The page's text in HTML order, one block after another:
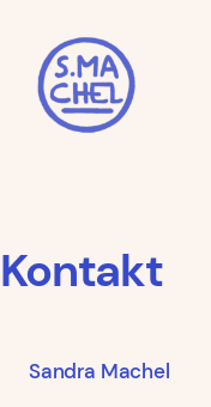
springen
Kontakt
Sandra Machel